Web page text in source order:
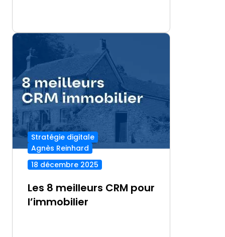
Stratégie digitale
Agnès Reinhard
18 décembre 2025
Les 8 meilleurs CRM pour
l’immobilier